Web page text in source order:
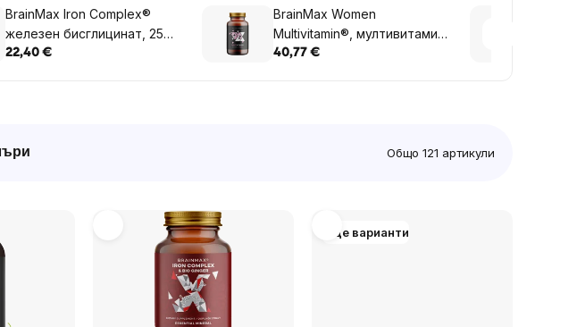
BrainMax Iron Complex®
железен бисглицинат, 25
мг, 100 растителни капсули
22,40 €
BrainMax Women
Multivitamin®, мултивитамини
за жени, 90 растителни
40,77 €
Общо 121 артикули
Още варианти